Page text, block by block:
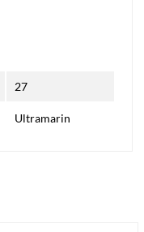
27
Ultramarin